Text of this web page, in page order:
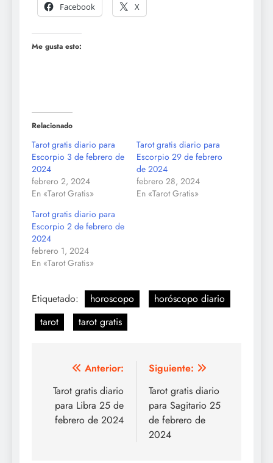
Facebook
X
Me gusta esto:
Relacionado
Tarot gratis diario para
Escorpio 3 de febrero de
2024
febrero 2, 2024
En «Tarot Gratis»
Tarot gratis diario para
Escorpio 29 de febrero
de 2024
febrero 28, 2024
En «Tarot Gratis»
Tarot gratis diario para
Escorpio 2 de febrero de
2024
febrero 1, 2024
En «Tarot Gratis»
Etiquetado: horoscopo
horóscopo diario
tarot
tarot gratis
Navegación
de
entradas
Anterior:
Tarot gratis diario
para Libra 25 de
febrero de 2024
Siguiente:
Tarot gratis diario
para Sagitario 25
de febrero de
2024